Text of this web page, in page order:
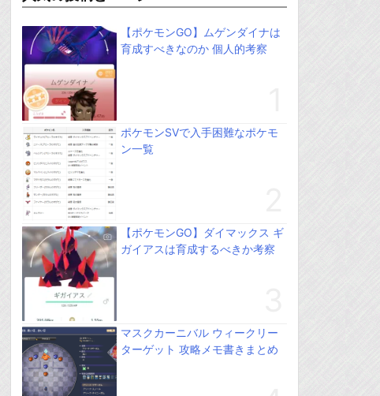
【ポケモンGO】ムゲンダイナは
育成すべきなのか 個人的考察
ポケモンSVで入手困難なポケモ
ン一覧
【ポケモンGO】ダイマックス ギ
ガイアスは育成するべきか考察
マスクカーニバル ウィークリー
ターゲット 攻略メモ書きまとめ